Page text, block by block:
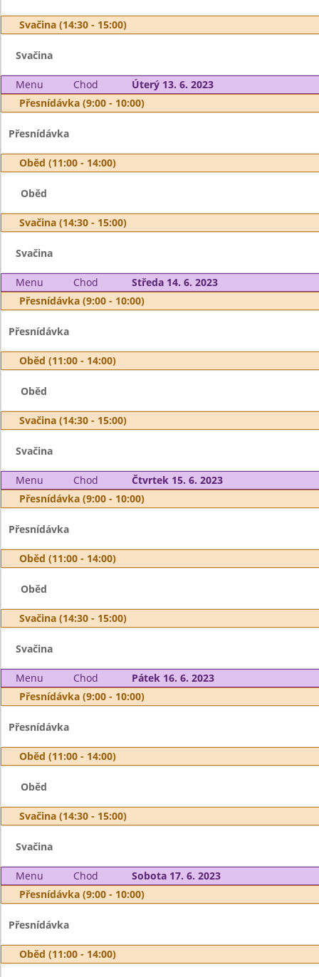
Svačina (14:30 - 15:00)
Svačina
Menu Chod
Úterý 13. 6. 2023
Přesnídávka (9:00 - 10:00)
Přesnídávka
Oběd (11:00 - 14:00)
Oběd
Svačina (14:30 - 15:00)
Svačina
Menu Chod
Středa 14. 6. 2023
Přesnídávka (9:00 - 10:00)
Přesnídávka
Oběd (11:00 - 14:00)
Oběd
Svačina (14:30 - 15:00)
Svačina
Menu Chod
Čtvrtek 15. 6. 2023
Přesnídávka (9:00 - 10:00)
Přesnídávka
Oběd (11:00 - 14:00)
Oběd
Svačina (14:30 - 15:00)
Svačina
Menu Chod
Pátek 16. 6. 2023
Přesnídávka (9:00 - 10:00)
Přesnídávka
Oběd (11:00 - 14:00)
Oběd
Svačina (14:30 - 15:00)
Svačina
Menu Chod
Sobota 17. 6. 2023
Přesnídávka (9:00 - 10:00)
Přesnídávka
Oběd (11:00 - 14:00)